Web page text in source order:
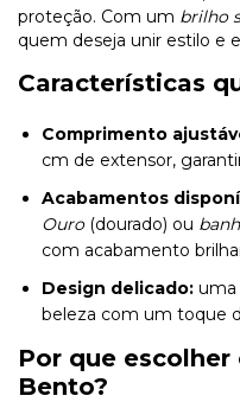
proteção. Com um brilho
quem deseja unir estilo e
Características
Comprimento
cm de extensor,
Acabamentos
Ouro(dourado) ou
com acabamento
Design delicado: uma
beleza com um toque
Por que
Bento?